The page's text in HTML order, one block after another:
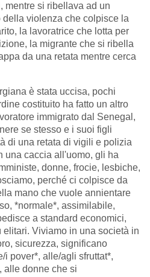
mentre si ribellava ad un
violenza che colpisce la
la lavoratrice che lotta per
la migrante che si ribella
da una retata mentre cerca
è stata uccisa, pochi
costituito ha fatto un altro
immigrato dal Senegal,
se stesso e i suoi figli
di una retata di vigili e polizia
una caccia all'uomo, gli ha
donne, frocie, lesbiche,
perché ci colpisce da
mano che vuole annientare
*normale*, assimilabile,
a standard economici,
elitari. Viviamo in una società in
sicurezza, significano
i pover*, alle/agli sfruttat*,
alle donne che si